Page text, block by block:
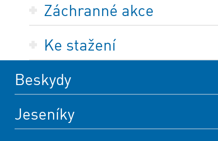
Záchranné akce
Ke stažení
Beskydy
Jeseníky